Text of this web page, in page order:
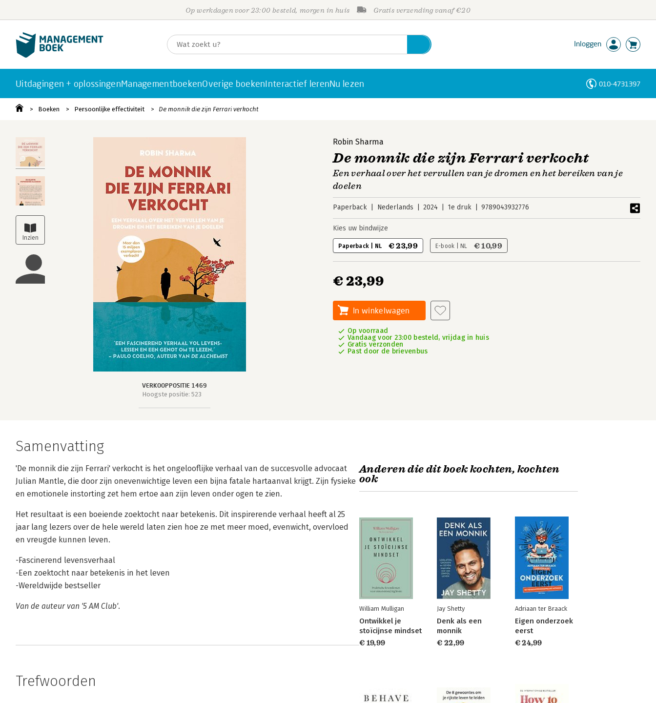
Op werkdagen voor 23:00 besteld, morgen in huis Gratis verzending vanaf €20
Inloggen
Uitdagingen + oplossingenManagementboekenOverige boekenInteractief lerenNu lezen 010-4731397
Boeken Persoonlijke effectiviteit De monnik die zijn Ferrari verkocht
VERKOOPPOSITIE 1469
Hoogste positie: 523
Robin Sharma
De monnik die zijn Ferrari verkocht
Een verhaal over het vervullen van je dromen en het bereiken van je
doelen
Paperback Nederlands 2024 1e druk 9789043932776
Kies uw bindwijze
Paperback | NL € 23,99 E-book | NL € 10,99
€ 23,99
In winkelwagen
Op voorraad
Vandaag voor 23:00 besteld, vrijdag in huis
Gratis verzonden
Past door de brievenbus
Samenvatting
'De monnik die zijn Ferrari' verkocht is het ongelooflijke verhaal van de succesvolle advocaat
Julian Mantle, die door zijn onevenwichtige leven een bijna fatale hartaanval krijgt. Zijn fysieke
en emotionele instorting zet hem ertoe aan zijn leven onder ogen te zien.
Het resultaat is een boeiende zoektocht naar betekenis. Dit inspirerende verhaal heeft al 25
jaar lang lezers over de hele wereld laten zien hoe ze met meer moed, evenwicht, overvloed
en vreugde kunnen leven.
-Fascinerend levensverhaal
-Een zoektocht naar betekenis in het leven
-Wereldwijde bestseller
Van de auteur van '5 AM Club'.
Trefwoorden
Anderen die dit boek kochten, kochten
ook
William Mulligan
Ontwikkel je
stoïcijnse mindset
€ 19,99
Jay Shetty
Denk als een
monnik
€ 22,99
Adriaan ter Braack
Eigen onderzoek
eerst
€ 24,99
Personen